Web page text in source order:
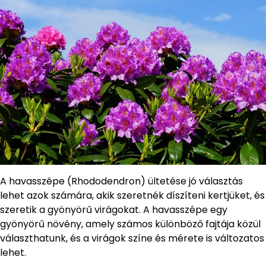
A havasszépe (Rhododendron) ültetése jó választás
lehet azok számára, akik szeretnék díszíteni kertjüket, és
szeretik a gyönyörű virágokat. A havasszépe egy
gyönyörű növény, amely számos különböző fajtája közül
választhatunk, és a virágok színe és mérete is változatos
lehet.